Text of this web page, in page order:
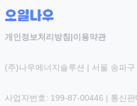
개인정보처리방침 |이용약관
(주)나우에너지솔루션 | 서울 송파
사업자번호: 199-87-00446 | 통신